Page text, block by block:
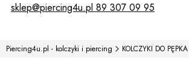
sklep@piercing4u.pl 89 307 09 95
Piercing4u.pl - kolczyki i piercing KOLCZYKI DO PĘPKA